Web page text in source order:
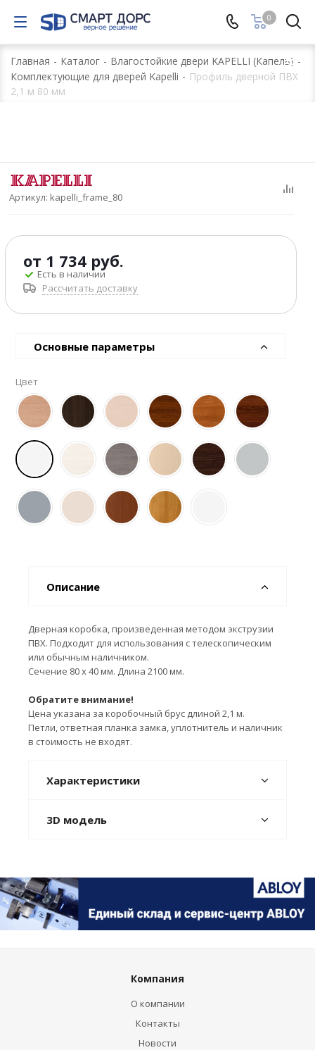
0
Главная - Каталог - Влагостойкие двери KAPELLI (Капель) -
Комплектующие для дверей Kapelli - Профиль дверной ПВХ
2,1 м 80 мм
Артикул: kapelli_frame_80
от 1 734 руб.
Есть в наличии
Рассчитать доставку
Основные параметры
Цвет
Описание
Дверная коробка, произведенная методом экструзии
ПВХ. Подходит для использования с телескопическим
или обычным наличником.
Сечение 80 х 40 мм. Длина 2100 мм.
Обратите внимание!
Цена указана за коробочный брус длиной 2,1 м.
Петли, ответная планка замка, уплотнитель и наличник
в стоимость не входят.
Характеристики
3D модель
Компания
О компании
Контакты
Новости